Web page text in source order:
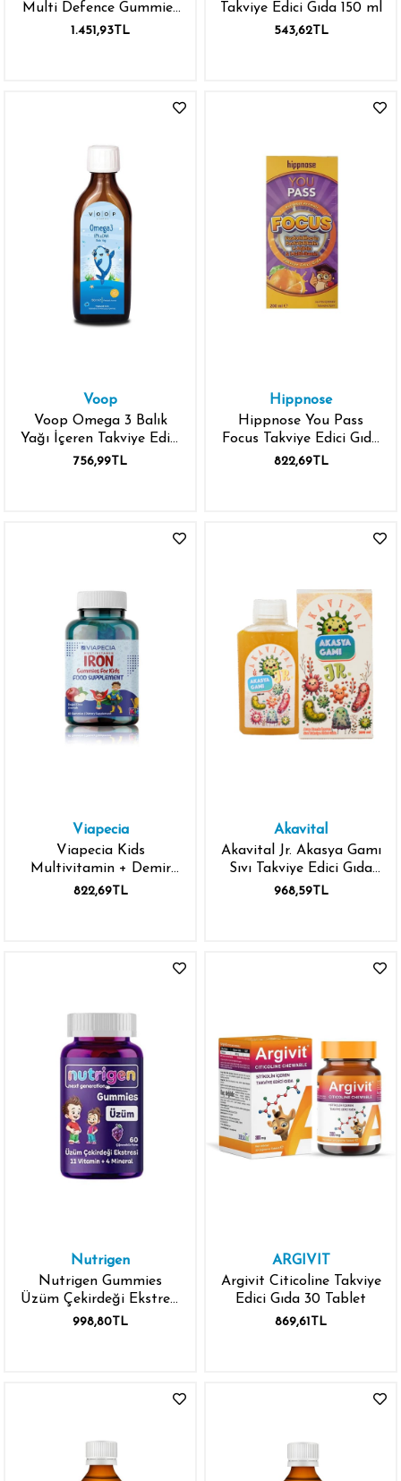
Multi Defence Gummies
36 Poşet
1.451,93TL
Takviye Edici Gıda 150 ml
543,62TL
Voop
Voop Omega 3 Balık
Yağı İçeren Takviye Edici
Gıda 150 ml
756,99TL
Hippnose
Hippnose You Pass
Focus Takviye Edici Gıda
200 ml
822,69TL
Viapecia
Viapecia Kids
Multivitamin + Demir
Gummies Takviye Edici
822,69TL
Akavital
Akavital Jr. Akasya Gamı
Sıvı Takviye Edici Gıda
300 ml
968,59TL
Nutrigen
Nutrigen Gummies
Üzüm Çekirdeği Ekstresi
11 Vitamin + Mineral 60
998,80TL
ARGIVIT
Argivit Citicoline Takviye
Edici Gıda 30 Tablet
869,61TL